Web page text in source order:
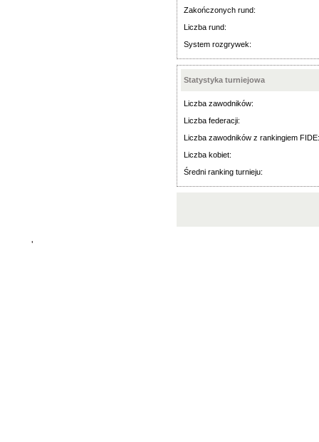
Zakończonych rund:
Liczba rund:
System rozgrywek:
Statystyka turniejowa
Liczba zawodników:
Liczba federacji:
Liczba zawodników z rankingiem FIDE:
Liczba kobiet:
Średni ranking turnieju:
'